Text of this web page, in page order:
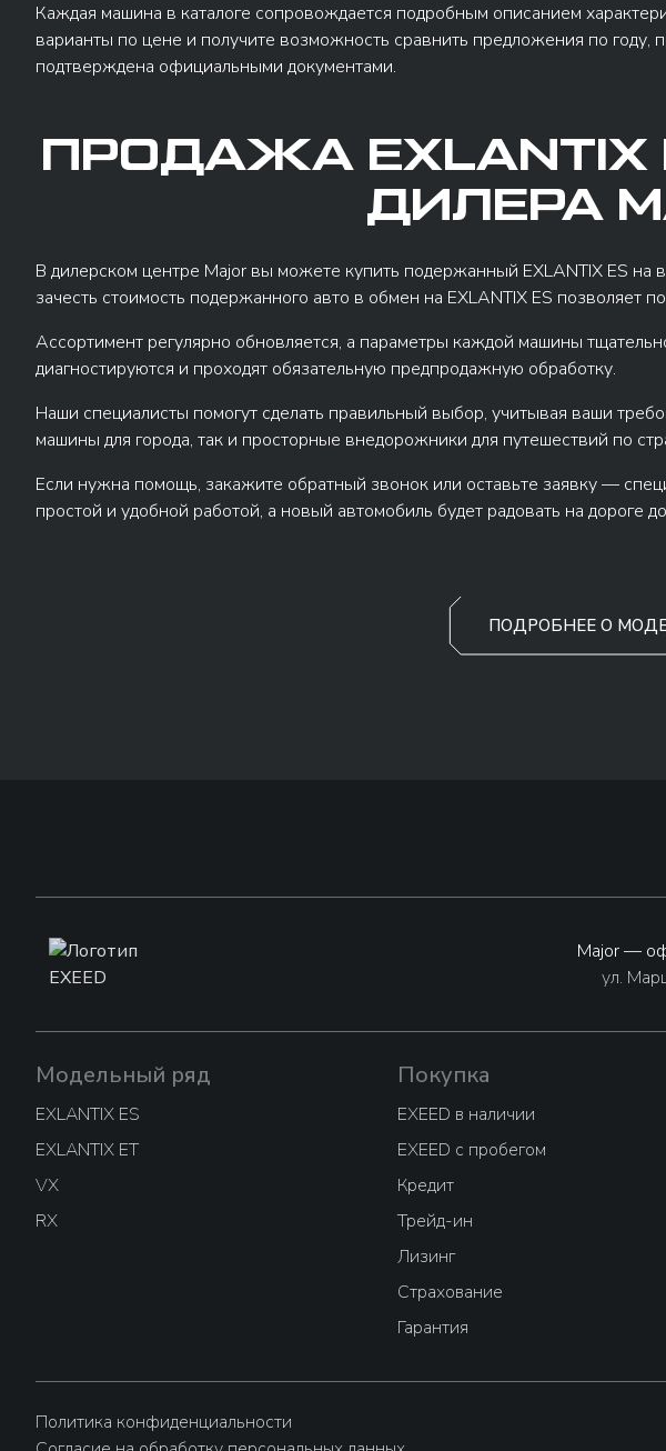
Каждая машина в каталоге сопровождается подробным описанием
варианты по цене и получите возможность сравнить предложения по году,
подтверждена официальными документами.
ПРОДАЖА
ДИЛЕРА
В дилерском центре Major вы можете купить подержанный EXLANTIX ES
зачесть стоимость подержанного авто в обмен на EXLANTIX ES позволяет
Ассортимент регулярно обновляется, а параметры каждой машины
диагностируются и проходят обязательную предпродажную обработку.
Наши специалисты помогут сделать правильный выбор, учитывая ваши
машины для города, так и просторные внедорожники для путешествий по
Если нужна помощь, закажите обратный звонок или оставьте заявку —
простой и удобной работой, а новый автомобиль будет радовать на дороге
ПОДРОБНЕЕ О
Major —
ул.
Модельный ряд
EXLANTIX ES
EXLANTIX ET
VX
RX
Покупка
EXEED в наличии
EXEED с пробегом
Кредит
Трейд-ин
Лизинг
Страхование
Гарантия
Политика конфиденциальности